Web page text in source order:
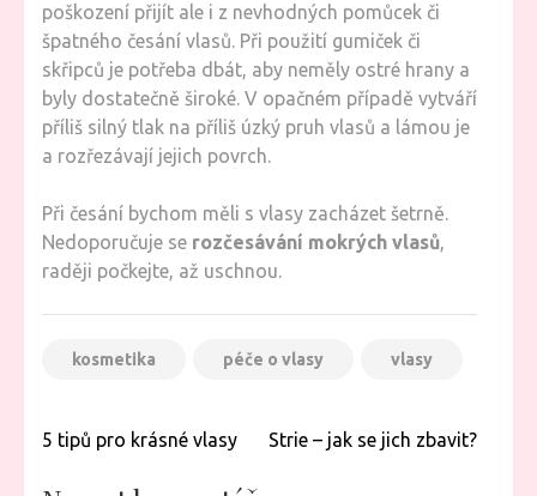
poškození přijít ale i z nevhodných pomůcek či
špatného česání vlasů. Při použití gumiček či
skřipců je potřeba dbát, aby neměly ostré hrany a
byly dostatečně široké. V opačném případě vytváří
příliš silný tlak na příliš úzký pruh vlasů a lámou je
a rozřezávají jejich povrch.
Při česání bychom měli s vlasy zacházet šetrně.
Nedoporučuje se rozčesávání mokrých vlasů,
raději počkejte, až uschnou.
kosmetika péče o vlasy vlasy
Navigace
5 tipů pro krásné vlasy Strie – jak se jich zbavit?